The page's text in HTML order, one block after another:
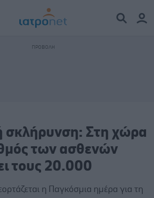
σκλήρυνση: Στη χώρα
των ασθενών
τους 20.000
η Παγκόσμια ημέρα για τη